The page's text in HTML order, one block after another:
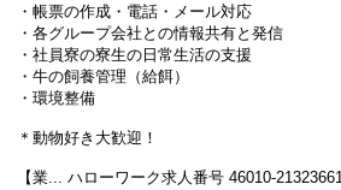
・帳票の作成・電話・メール対応
・各グループ会社との情報共有と発信
・社員寮の寮生の日常生活の支援
・牛の飼養管理（給餌）
・環境整備
＊動物好き大歓迎！
【業... ハローワーク求人番号 46010-21323661